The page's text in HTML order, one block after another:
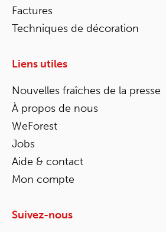
Factures
Techniques de décoration
Liens utiles
Nouvelles fraîches de la presse
À propos de nous
WeForest
Jobs
Aide & contact
Mon compte
Suivez-nous